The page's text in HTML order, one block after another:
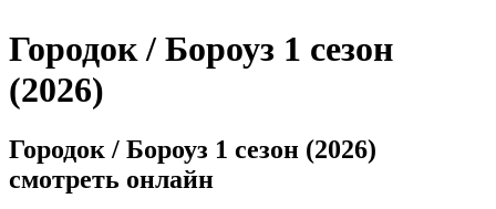
Городок / Бороуз 1 сезон
(2026)
Городок / Бороуз 1 сезон (2026)
смотреть онлайн